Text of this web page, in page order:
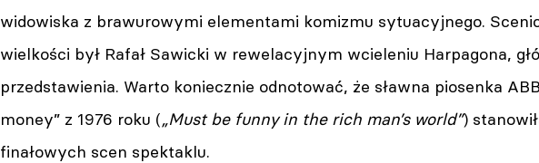
widowiska z brawurowymi elementami komizmu sytuacyjnego.
wielkości był Rafał Sawicki w rewelacyjnym wcieleniu Harpagona,
przedstawienia. Warto koniecznie odnotować, że sławna piosenka
money” z 1976 roku („Must be funny in the rich man’s world”)
finałowych scen spektaklu.